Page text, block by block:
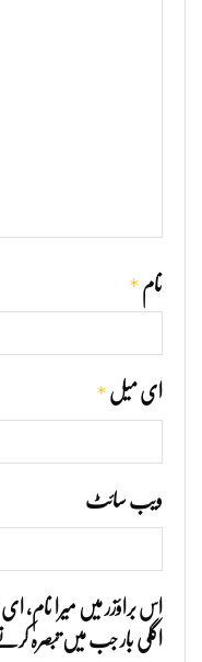
نام *
ای میل *
ویب‌ سائٹ
اس براؤزر میں میرا نام،
اگلی بار جب میں تبصرہ